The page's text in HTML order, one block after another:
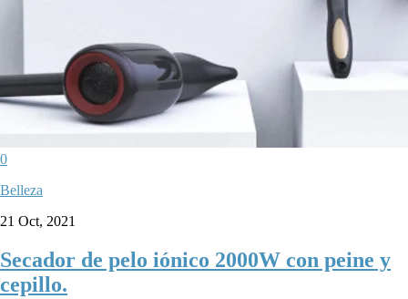
0
Belleza
21 Oct, 2021
Secador de pelo iónico 2000W con peine y
cepillo.